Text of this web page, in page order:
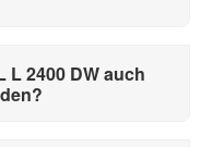
L 2400 DW auch